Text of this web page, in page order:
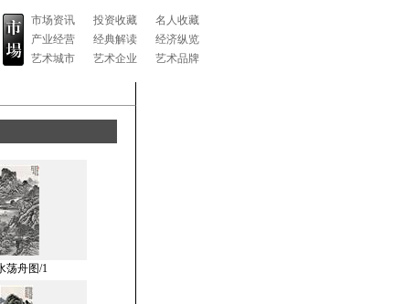
市场资讯
产业经营
艺术城市
投资收藏
经典解读
艺术企业
名人收藏
经济纵览
艺术品牌
荡舟图/1